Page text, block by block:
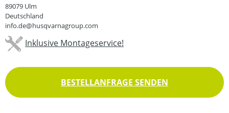
89079 Ulm
Deutschland
info.de@husqvarnagroup.com
Inklusive Montageservice!
BESTELLANFRAGE SENDEN